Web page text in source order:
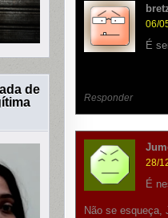
06/
É
Responder
28/
É
Não se esqueça,
de